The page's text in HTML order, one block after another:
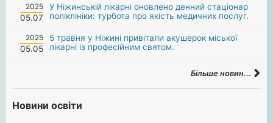
2025
05.07
У Ніжинській лікарні оновлено денний стаціонар
поліклініки: турбота про якість медичних послуг.
2025
05.05
5 травня у Ніжині привітали акушерок міської
лікарні із професійним святом.
Більше новин...
Новини освіти